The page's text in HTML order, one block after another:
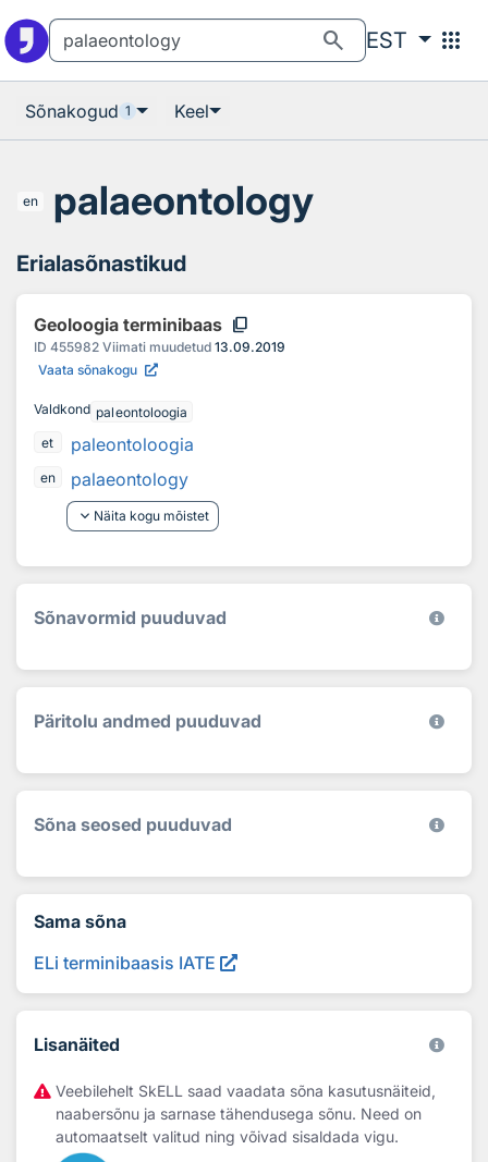
search EST apps
Sõnakogud 1 Keel
en palaeontology
Erialasõnastikud
Geoloogia terminibaas content_copy
ID 455982 Viimati muudetud 13.09.2019
Vaata sõnakogu
Valdkond paleontoloogia
et
paleontoloogia
en
palaeontology
keyboard_arrow_down Näita kogu mõistet
Sõnavormid puuduvad
Päritolu andmed puuduvad
Sõna seosed puuduvad
Sama sõna
ELi terminibaasis IATE
Lisanäited
Veebilehelt SkELL saad vaadata sõna kasutusnäiteid,
naabersõnu ja sarnase tähendusega sõnu. Need on
automaatselt valitud ning võivad sisaldada vigu.